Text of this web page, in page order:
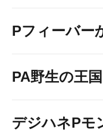
Pフィーバー
PA野生の王
デジハネPモ